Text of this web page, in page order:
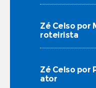
Zé Celso por
roteirista
Zé Celso por
ator